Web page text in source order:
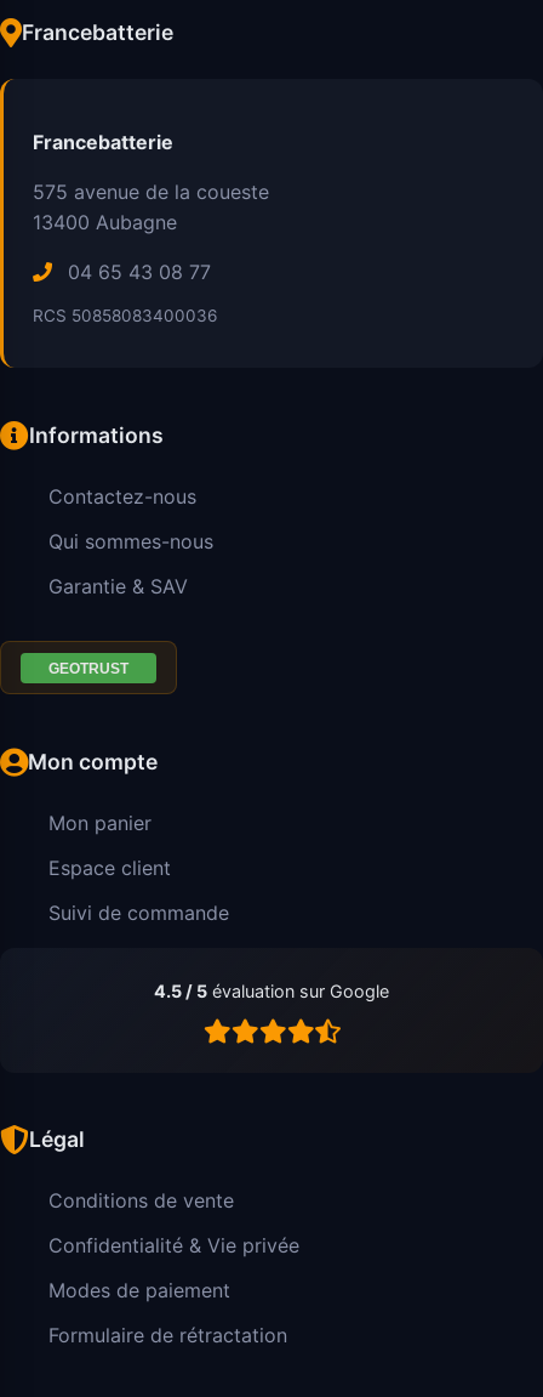
Francebatterie
Francebatterie
575 avenue de la coueste
13400 Aubagne
04 65 43 08 77
RCS 50858083400036
Informations
Contactez-nous
Qui sommes-nous
Garantie & SAV
Mon compte
Mon panier
Espace client
Suivi de commande
4.5 / 5 évaluation sur Google
Légal
Conditions de vente
Confidentialité & Vie privée
Modes de paiement
Formulaire de rétractation